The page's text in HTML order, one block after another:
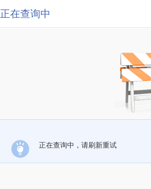
正在查询中
正在查询中，请刷新重试